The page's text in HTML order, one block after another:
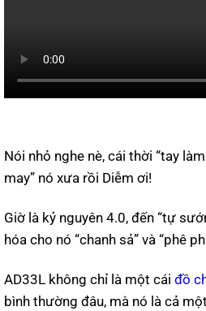
Nói nhỏ nghe nè, cái thời “tay
may” nó xưa rồi Diễm ơi!
Giờ là kỷ nguyên 4.0, đến “tự
hóa cho nó “chanh sả” và “phê
AD33L không chỉ là một cái đồ
bình thường đâu, mà nó là cả